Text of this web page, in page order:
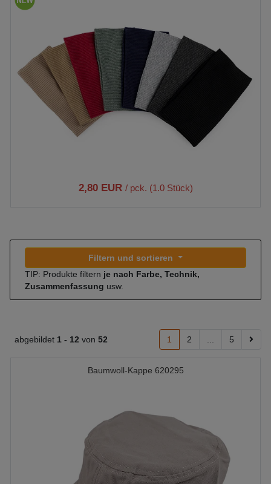
2,80 EUR / pck. (1.0 Stück)
Filtern und sortieren
TIP: Produkte filtern je nach Farbe, Technik,
Zusammenfassung usw.
abgebildet 1 - 12 von 52 1 2 5
Baumwoll-Kappe 620295